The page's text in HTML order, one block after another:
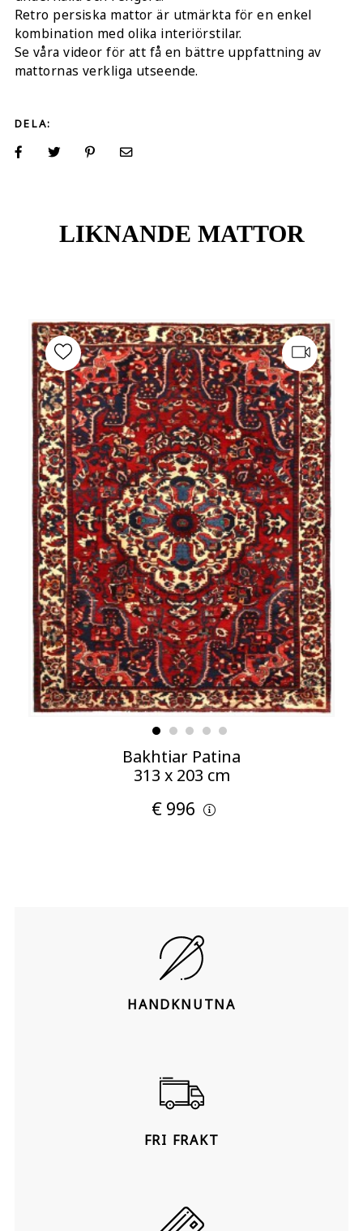
Retro persiska mattor är utmärkta för en enkel
kombination med olika interiörstilar.
Se våra videor för att få en bättre uppfattning av
mattornas verkliga utseende.
DELA:
LIKNANDE MATTOR
Bakhtiar Patina
313 x 203 cm
€ 996
HANDKNUTNA
FRI FRAKT